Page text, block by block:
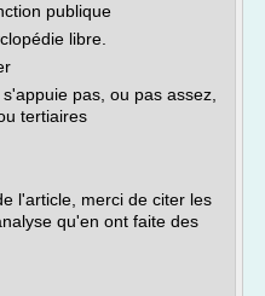
publique
libre.
pas, ou pas assez,
tertiaires
l'article, merci de citer les
qu'en ont faite des